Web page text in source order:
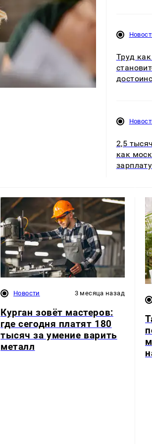
Труд
2,5
как
зарплату
Новости 3 месяца назад
Курган зовёт мастеров:
где сегодня платят 180
тысяч за умение варить
металл